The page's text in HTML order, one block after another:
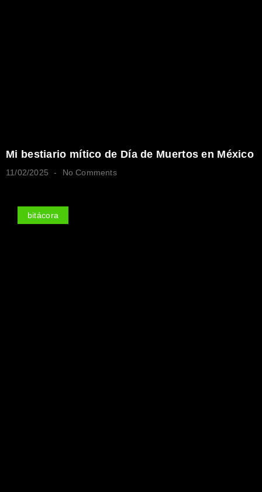
Mi bestiario mítico de Día de Muertos en México
11/02/2025 No Comments
bitácora